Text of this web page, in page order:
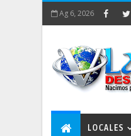
Ag 6, 2026
LOCALES